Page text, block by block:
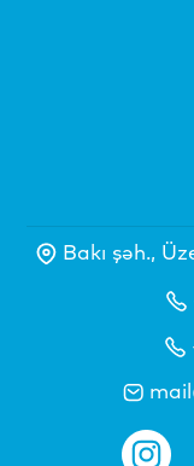
Bakı şəh.,